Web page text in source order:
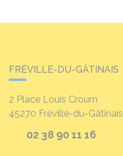
FRÉVILLE-DU-GÂTINAIS
2 Place Louis Croum
45270 Fréville-du-Gâtinais
02 38 90 11 16